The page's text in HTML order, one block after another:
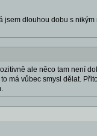
jsem dlouhou dobu s
ale něco tam není
má vůbec smysl dělat.